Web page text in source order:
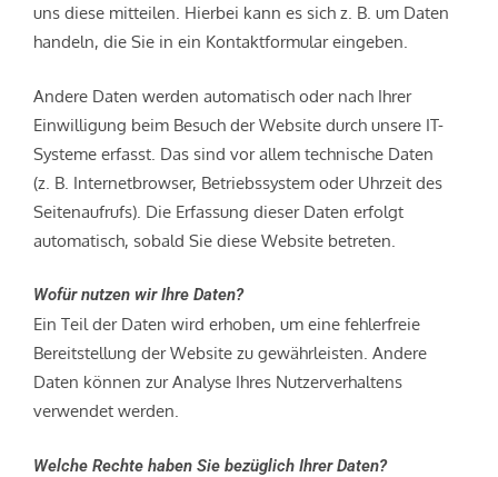
uns diese mitteilen. Hierbei kann es sich z. B. um Daten
handeln, die Sie in ein Kontaktformular eingeben.
Andere Daten werden automatisch oder nach Ihrer
Einwilligung beim Besuch der Website durch unsere IT-
Systeme erfasst. Das sind vor allem technische Daten
(z. B. Internetbrowser, Betriebssystem oder Uhrzeit des
Seitenaufrufs). Die Erfassung dieser Daten erfolgt
automatisch, sobald Sie diese Website betreten.
Wofür nutzen wir Ihre Daten?
Ein Teil der Daten wird erhoben, um eine fehlerfreie
Bereitstellung der Website zu gewährleisten. Andere
Daten können zur Analyse Ihres Nutzerverhaltens
verwendet werden.
Welche Rechte haben Sie bezüglich Ihrer Daten?